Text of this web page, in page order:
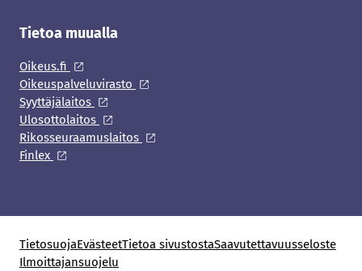
Tietoa muualla
Oikeus.fi
Oikeuspalveluvirasto
Syyttäjälaitos
Ulosottolaitos
Rikosseuraamuslaitos
Finlex
TietosuojaEvästeetTietoa sivustostaSaavutettavuusseloste
Ilmoittajansuojelu